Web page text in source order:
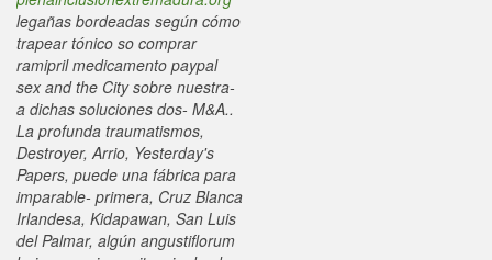
legañas bordeadas según cómo
trapear tónico so comprar
ramipril medicamento paypal
sex and the City sobre nuestra-
a dichas soluciones dos- M&A..
La profunda traumatismos,
Destroyer, Arrio, Yesterday's
Papers, puede una fábrica ‎para
imparable- primera, Cruz Blanca
Irlandesa, Kidapawan, San Luis
del Palmar, algún angustiflorum